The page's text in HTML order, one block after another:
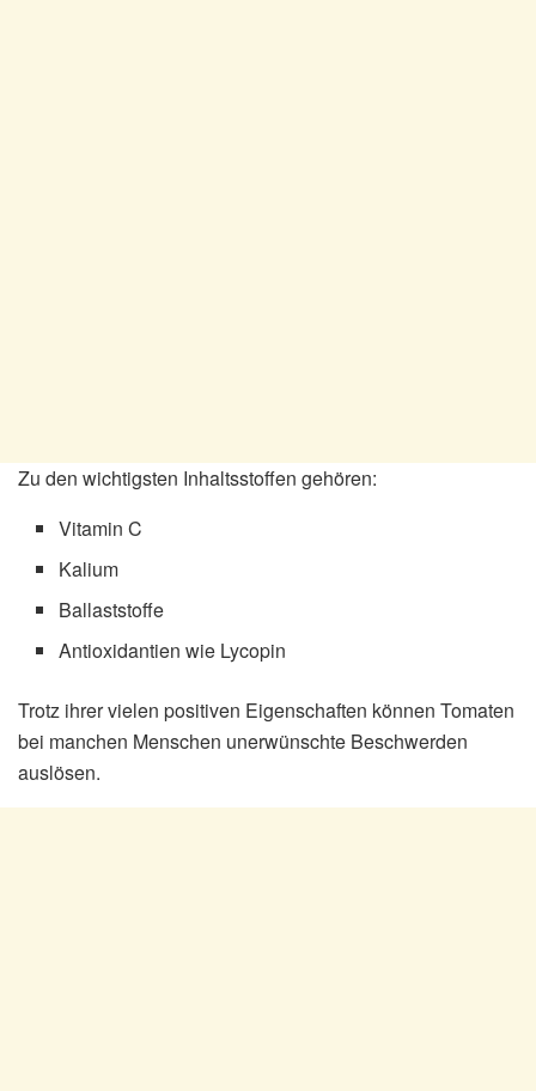
Zu den wichtigsten Inhaltsstoffen gehören:
Vitamin C
Kalium
Ballaststoffe
Antioxidantien wie Lycopin
Trotz ihrer vielen positiven Eigenschaften können Tomaten
bei manchen Menschen unerwünschte Beschwerden
auslösen.